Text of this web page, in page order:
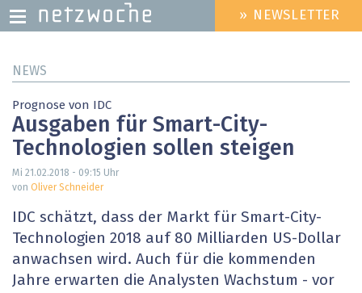
zum
HEADER
MENU
» NEWSLETTER
NEWS
Prognose von IDC
Ausgaben für Smart-City-
Technologien sollen steigen
Mi 21.02.2018 - 09:15 Uhr
von Oliver Schneider
IDC schätzt, dass der Markt für Smart-City-
Technologien 2018 auf 80 Milliarden US-Dollar
anwachsen wird. Auch für die kommenden
Jahre erwarten die Analysten Wachstum - vor